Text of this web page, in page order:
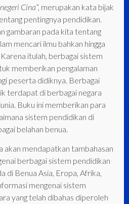
Cina”, merupakan kata bijak
pentingnya pendidikan.
gambaran pada kita tentang
mencari ilmu bahkan hingga
itulah, berbagai sistem
memberikan pengalaman
peserta didiknya. Berbagai
terdapat di berbagai negara
Buku ini memberikan para
sistem pendidikan di
belahan benua.
akan mendapatkan tambahasan
berbagai sistem pendidikan
di Benua Asia, Eropa, Afrika,
mengenai sistem
yang telah dibahas diperoleh